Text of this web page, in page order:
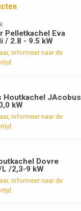
Pelletkachel Eva
/ 2.8 - 9.5 kW
informeer naar de
Houtkachel JAcobus
kW
informeer naar de
Dovre
L /2,3-9 kW
informeer naar de